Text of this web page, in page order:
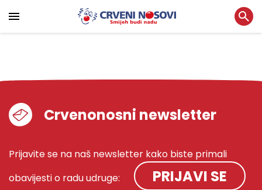
Crvenonosni newsletter
Prijavite se na naš newsletter kako biste primali
obavijesti o radu udruge:
PRIJAVI SE